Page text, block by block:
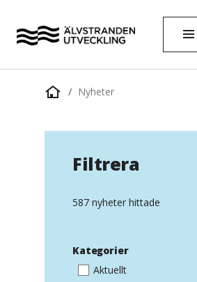
Startsida
Nyheter
Filtrera
587 nyheter hittade
Kategorier
Aktuellt